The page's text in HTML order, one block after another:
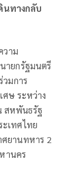
นทางกลับ
วาม
ายกรัฐมนตรี
วมการ
ษ ระหว่าง
สหพันธรัฐ
เทศไทย
ศยานทหาร 2
านคร